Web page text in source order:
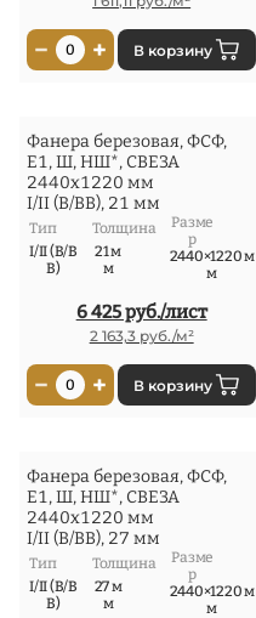
− 0 + В корзину
Фанера березовая, ФСФ,
Е1, Ш, НШ*, СВЕЗА
2440x1220 мм
I/II (В/ВВ), 21 мм
Тип
I/II (В/В
В)
Толщина
21 м
м
Разме
р
2440×1220 м
м
6 425 руб./лист
2 163,3 руб./м²
− 0 + В корзину
Фанера березовая, ФСФ,
Е1, Ш, НШ*, СВЕЗА
2440x1220 мм
I/II (В/ВВ), 27 мм
Тип
I/II (В/В
В)
Толщина
27 м
м
Разме
р
2440×1220 м
м